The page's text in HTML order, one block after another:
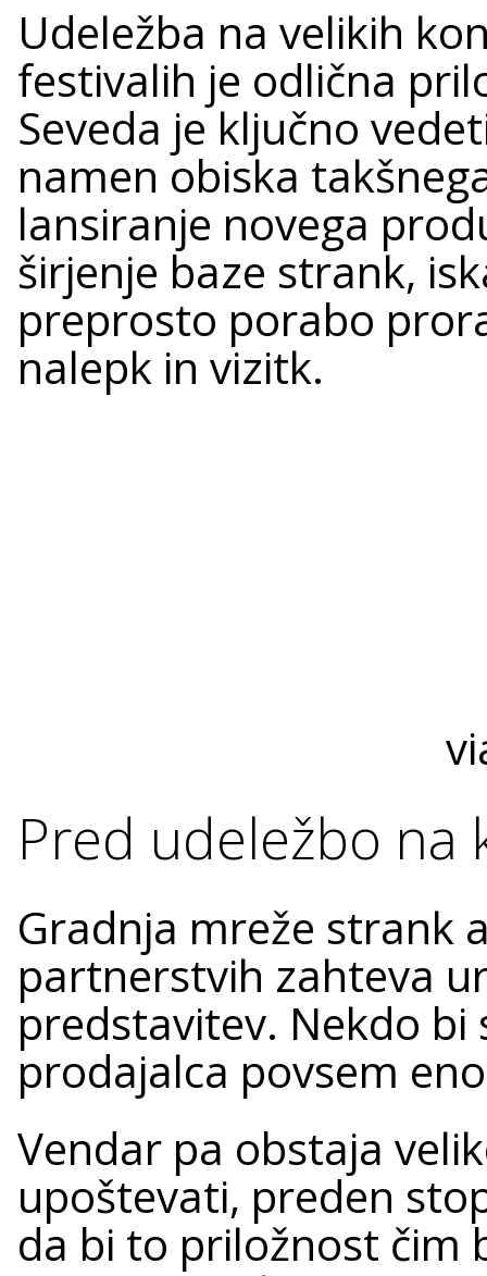
Udeležba na velikih
festivalih je odlična
Seveda je ključno
namen obiska
lansiranje novega
širjenje baze strank,
preprosto porabo
nalepk in vizitk.
Pred udeležbo na
Gradnja mreže strank
partnerstvih zahteva
predstavitev. Nekdo bi
prodajalca povsem
Vendar pa obstaja
upoštevati, preden
da bi to priložnost čim